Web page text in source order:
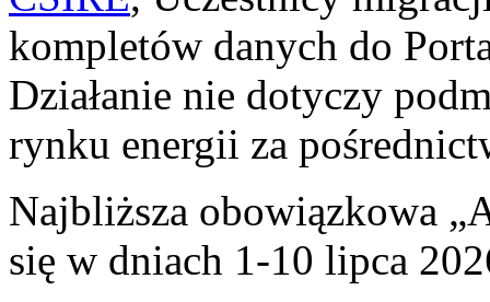
kompletów danych do
Działanie nie dotyczy
rynku energii za
Najbliższa obowiązkowa
się w dniach 1-10 lipca